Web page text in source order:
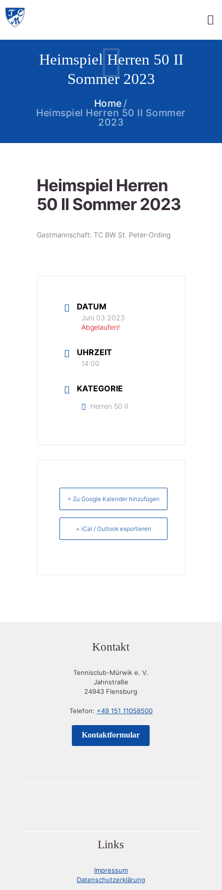
Heimspiel Herren 50 II
Sommer 2023
Home
Heimspiel Herren 50 II Sommer
2023
Heimspiel Herren
50 II Sommer 2023
Gastmannschaft: TC BW St. Peter-Ording
DATUM
Juni 03 2023
Abgelaufen!
UHRZEIT
14:00
KATEGORIE
Herren 50 II
+ Zu Google Kalender hinzufügen
+ iCal / Outlook exportieren
Kontakt
Tennisclub-Mürwik e. V.
Jahnstraße
24943 Flensburg
Telefon: +49 151 11058500
Kontaktformular
Links
Impressum
Datenschutzerklärung